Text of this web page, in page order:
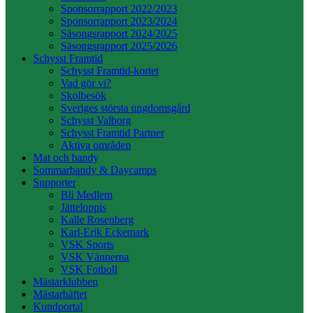
Sponsorrapport 2022/2023
Sponsorrapport 2023/2024
Säsongsrapport 2024/2025
Säsongsrapport 2025/2026
Schysst Framtid
Schysst Framtid-kortet
Vad gör vi?
Skolbesök
Sveriges största ungdomsgård
Schysst Valborg
Schysst Framtid Partner
Aktiva områden
Mat och bandy
Sommarbandy & Daycamps
Supporter
Bli Medlem
Jätteloppis
Kalle Rosenberg
Karl-Erik Eckemark
VSK Sports
VSK Vännerna
VSK Fotboll
Mästarklubben
Mästarhäftet
Kundportal